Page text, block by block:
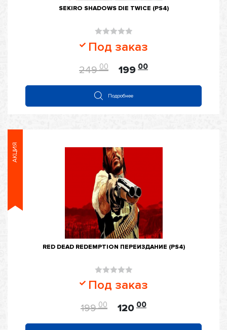
SEKIRO SHADOWS DIE TWICE (PS4)
Оценка
0
из
5
Под заказ
249 00 199 00
Подробнее
АКЦИЯ
RED DEAD REDEMPTION ПЕРЕИЗДАНИЕ (PS4)
Оценка
0
из
Под заказ
199 00 120 00